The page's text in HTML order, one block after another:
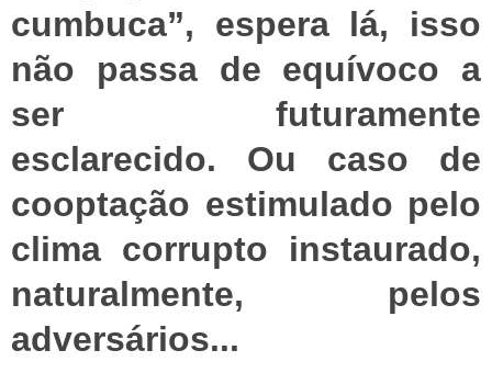
cumbuca”, espera lá, isso
não passa de equívoco a
ser futuramente
esclarecido. Ou caso de
cooptação estimulado pelo
clima corrupto instaurado,
naturalmente, pelos
adversários...